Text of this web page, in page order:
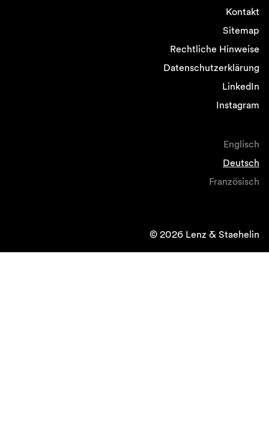
Kontakt
Sitemap
Rechtliche Hinweise
Datenschutzerklärung
LinkedIn
Instagram
Englisch
Deutsch
Französisch
© 2026 Lenz & Staehelin